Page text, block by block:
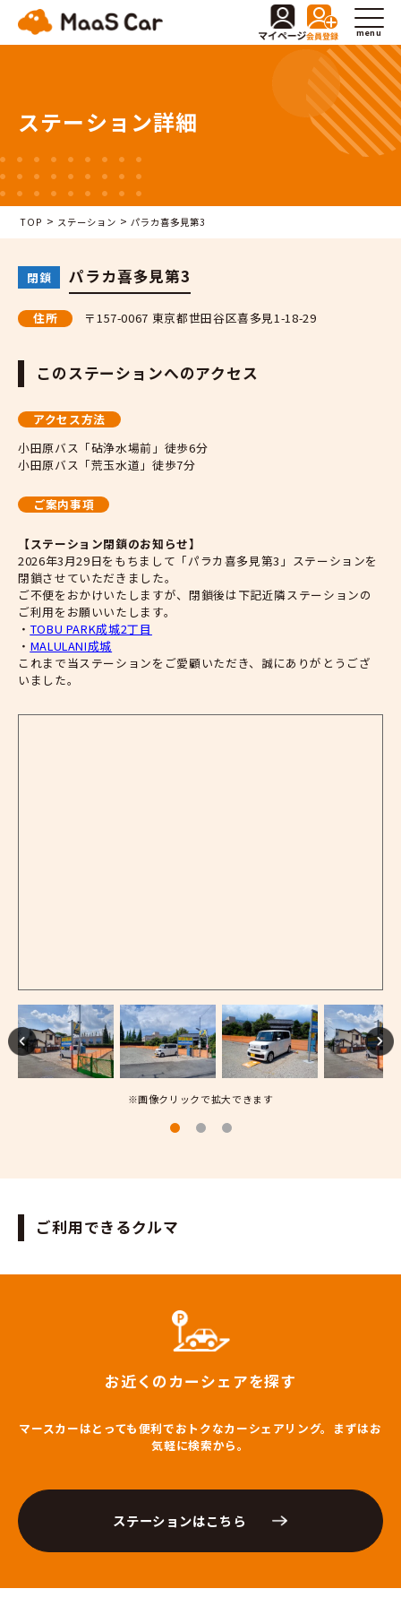
menu
ステーション詳細
TOP > ステーション >パラカ喜多見第3
閉鎖 パラカ喜多見第3
住所 〒157-0067 東京都世田谷区喜多見1-18-29
このステーションへのアクセス
アクセス方法
小田原バス「砧浄水場前」徒歩6分
小田原バス「荒玉水道」徒歩7分
ご案内事項
【ステーション閉鎖のお知らせ】
2026年3月29日をもちまして「パラカ喜多見第3」ステーションを
閉鎖させていただきました。
ご不便をおかけいたしますが、閉鎖後は下記近隣ステーションの
ご利用をお願いいたします。
・ TOBU PARK成城2丁目
・ MALULANI成城
これまで当ステーションをご愛顧いただき、誠にありがとうござ
いました。
※画像クリックで拡大できます
ご利用できるクルマ
お近くのカーシェアを探す
マースカーはとっても便利でおトクなカーシェアリング。まずはお
気軽に検索から。
ステーションはこちら